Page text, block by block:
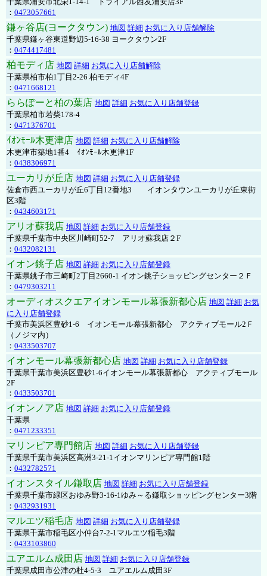
： 0473057661
鎌ヶ谷店(ヨークタウン) 地図 詳細 お気に入り店舗解除
千葉県鎌ヶ谷東道野辺5-16-38 ヨークタウン2F
： 0474417481
柏モディ店 地図 詳細 お気に入り店舗解除
千葉県柏市柏1丁目2-26 柏モディ4F
： 0471668121
ららぽーと柏の葉店 地図 詳細 お気に入り店舗登録
千葉県柏市若柴178-4
： 0471376701
ｲｵﾝﾓｰﾙ木更津店 地図 詳細 お気に入り店舗解除
木更津市築地1番4 ｲｵﾝﾓｰﾙ木更津1F
： 0438306971
ユーカリが丘店 地図 詳細 お気に入り店舗登録
佐倉市西ユーカリが丘6丁目12番地3 イオンタウンユーカリが丘東街
区3階
： 0434603171
アリオ蘇我店 地図 詳細 お気に入り店舗登録
千葉県千葉市中央区川崎町52-7 アリオ蘇我店２F
： 0432082131
イオン銚子店 地図 詳細 お気に入り店舗登録
千葉県銚子市三崎町2丁目2660-1 イオン銚子ショッピングセンター２Ｆ
： 0479303211
オーディオスクエアイオンモール幕張新都心店 地図 詳細 お気
に入り店舗登録
千葉市美浜区豊砂1-6 イオンモール幕張新都心 アクティブモール2Ｆ
（ノジマ内）
： 0433503707
イオンモール幕張新都心店 地図 詳細 お気に入り店舗登録
千葉県千葉市美浜区豊砂1-6イオンモール幕張新都心 アクティブモール
2F
： 0433503701
イオンノア店 地図 詳細 お気に入り店舗登録
千葉県
： 0471233351
マリンピア専門館店 地図 詳細 お気に入り店舗登録
千葉県千葉市美浜区高洲3-21-1イオンマリンピア専門館1階
： 0432782571
イオンスタイル鎌取店 地図 詳細 お気に入り店舗登録
千葉県千葉市緑区おゆみ野3-16-1ゆみ～る鎌取ショッピングセンター3階
： 0432931931
マルエツ稲毛店 地図 詳細 お気に入り店舗登録
千葉県千葉市稲毛区小仲台7-2-1マルエツ稲毛3階
： 0433103860
ユアエルム成田店 地図 詳細 お気に入り店舗登録
千葉県成田市公津の杜4-5-3 ユアエルム成田3F